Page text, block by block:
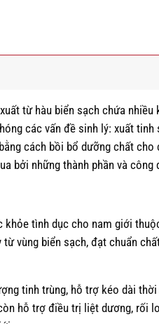
từ hàu biển sạch chứa
các vấn đề sinh lý: xuất
cách bồi bổ dưỡng chất
bởi những thành phần và công
tình dục cho nam giới
vùng biển sạch, đạt chuẩn
tinh trùng, hỗ trợ kéo dài
hỗ trợ điều trị liệt dương, rối